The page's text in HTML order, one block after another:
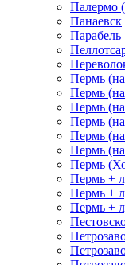
Палермо
Панаевск
Парабель
Пермь
Пермь
Пермь
Пермь
Пермь
Пермь
Пермь
Пермь +
Пермь +
Пермь +